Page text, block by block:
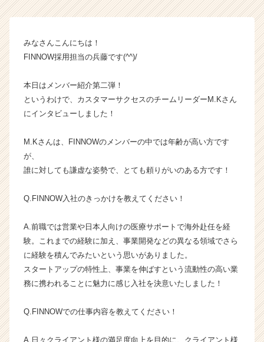
W
タ
イ
イ
ン】
|
ン
ャ
ー・
長
業
か
ら
ス
ウ
が
く
みなさんこんにちは！
FINNOW採用担当の兵藤です(^^)/
本日はメンバー紹介第二弾！
というわけで、カスタマーサクセスのチームリーダーM.Kさん
にインタビューしました！
M.Kさんは、FINNOWのメンバーの中では年齢が高い方です
が、
誰に対しても謙虚な姿勢で、とても頼りがいのある方です！
Q.FINNOW入社のきっかけを教えてください！
A.前職では営業や日本人向けの医療サポートで海外赴任を経
験。これまでの経験に加え、事業開発などの異なる領域でさら
に経験を積んでみたいという思いがありました。
スタートアップの特性上、事業を伸ばすという流動性の高い業
務に携われることに魅力に感じ入社を決意いたしました！
Q.FINNOWでの仕事内容を教えてください！
A.日々クライアント様の満足度向上を目的に、クライアント様